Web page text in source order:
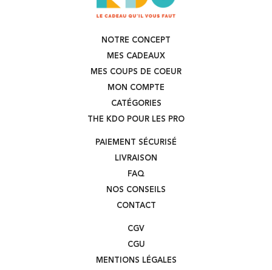
NOTRE CONCEPT
MES CADEAUX
MES COUPS DE COEUR
MON COMPTE
CATÉGORIES
THE KDO POUR LES PRO
PAIEMENT SÉCURISÉ
LIVRAISON
FAQ
NOS CONSEILS
CONTACT
CGV
CGU
MENTIONS LÉGALES